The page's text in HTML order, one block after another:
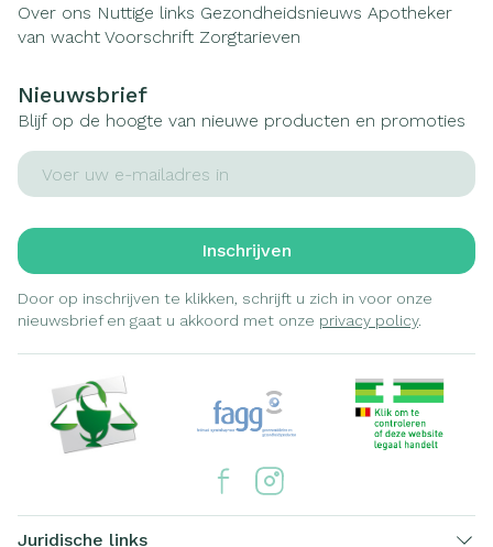
Over ons Nuttige links Gezondheidsnieuws Apotheker
van wacht Voorschrift Zorgtarieven
Nieuwsbrief
Blijf op de hoogte van nieuwe producten en promoties
E-mail adres
Inschrijven
Door op inschrijven te klikken, schrijft u zich in voor onze
nieuwsbrief en gaat u akkoord met onze privacy policy.
Juridische links